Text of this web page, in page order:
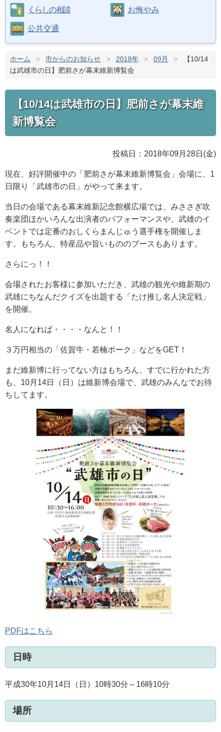
くらしの相談 お悔やみ
公共交通
ホーム > 市からのお知らせ > 2018年 > 09月 >
【10/14
は武雄市の日】肥前さが幕末維新博覧会
【10/14は武雄市の日】肥前さが幕末維
新博覧会
投稿日：2018年09月28日(金)
現在、好評開催中の「肥前さが幕末維新博覧会」会場に、1
日限り「武雄市の日」がやって来ます。
当日の会場である幕末維新記念館横広場では、みささぎ吹
奏楽団ほかいろんな出演者のパフォーマンスや、武雄のイ
ベントでは定番のおしくらまんじゅう選手権を開催しま
す。もちろん、特産品や旨いもののブースもあります。
さらにっ！！
会場されたお客様に参加いただき、武雄の観光や維新期の
武雄にちなんだクイズを出題する「たけ推し名人決定戦」
を開催。
名人になれば・・・・なんと！！
３万円相当の「佐賀牛・若楠ポーク」などをGET！
まだ維新博に行ってない方はもちろん、すでに行かれた方
も、10月14日（日）は維新博会場で、武雄のみんなでお待
ちしてます。
PDFはこちら
日時
平成30年10月14日（日）10時30分～16時10分
場所